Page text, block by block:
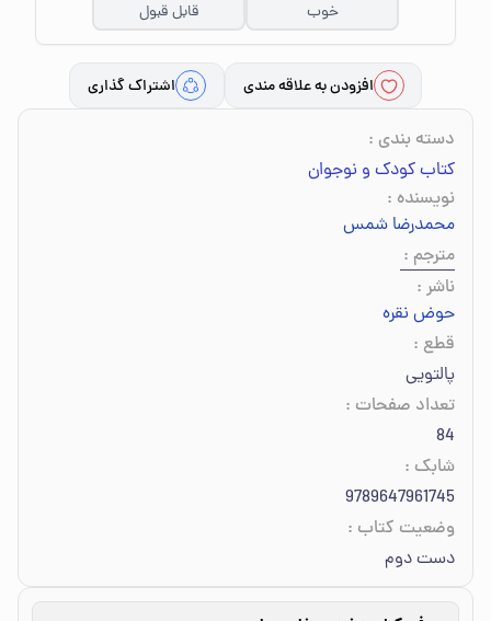
خوب
قابل قبول
افزودن به علاقه مندی اشتراک گذاری
دسته بندی :
کتاب کودک و نوجوان
نویسنده :
محمدرضا شمس‌
مترجم :
ناشر :
حوض نقره
قطع :
پالتویی
تعداد صفحات :
84
شابک :
9789647961745
وضعیت کتاب :
دست دوم